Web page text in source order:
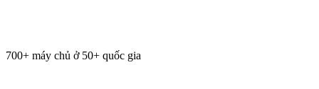
700+ máy chủ ở 50+ quốc gia